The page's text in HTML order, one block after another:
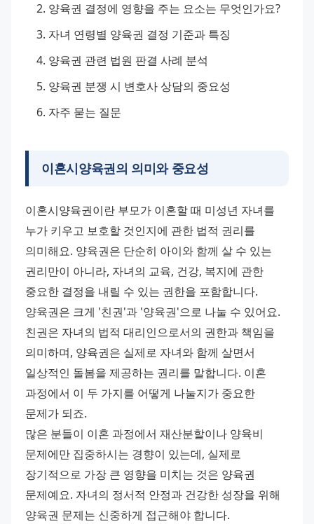
양육권 결정에 영향을 주는 요소는 무엇인가요?
자녀 연령별 양육권 결정 기준과 특징
양육권 관련 법원 판결 사례 분석
양육권 분쟁 시 변호사 상담의 중요성
자주 묻는 질문
이혼시양육권의 의미와 중요성
이혼시양육권이란 부모가 이혼할 때 미성년 자녀를
누가 키우고 보호할 것인지에 관한 법적 권리를
의미해요. 양육권은 단순히 아이와 함께 살 수 있는
권리만이 아니라, 자녀의 교육, 건강, 복지에 관한
중요한 결정을 내릴 수 있는 권한을 포함합니다.
양육권은 크게 '친권'과 '양육권'으로 나눌 수 있어요.
친권은 자녀의 법적 대리인으로서의 권한과 책임을
의미하며, 양육권은 실제로 자녀와 함께 살면서
일상적인 돌봄을 제공하는 권리를 말합니다. 이혼
과정에서 이 두 가지를 어떻게 나눌지가 중요한
문제가 되죠.
많은 분들이 이혼 과정에서 재산분할이나 양육비
문제에만 집중하시는 경향이 있는데, 실제로
장기적으로 가장 큰 영향을 미치는 것은 양육권
문제예요. 자녀의 정서적 안정과 건강한 성장을 위해
양육권 문제는 신중하게 접근해야 합니다.